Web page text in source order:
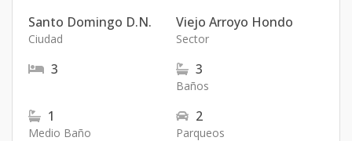
Santo Domingo D.N.
Ciudad
Viejo Arroyo Hondo
Sector
3 3
Baños
1
Medio Baño
2
Parqueos